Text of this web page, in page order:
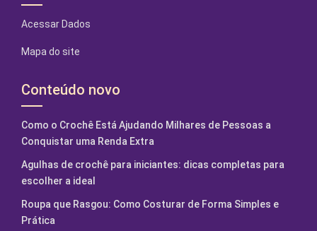
Acessar Dados
Mapa do site
Conteúdo novo
Como o Crochê Está Ajudando Milhares de Pessoas a
Conquistar uma Renda Extra
Agulhas de crochê para iniciantes: dicas completas para
escolher a ideal
Roupa que Rasgou: Como Costurar de Forma Simples e
Prática